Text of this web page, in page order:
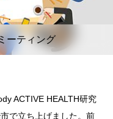
ーティング
ACTIVE HEALTH研究
で立ち上げました。前